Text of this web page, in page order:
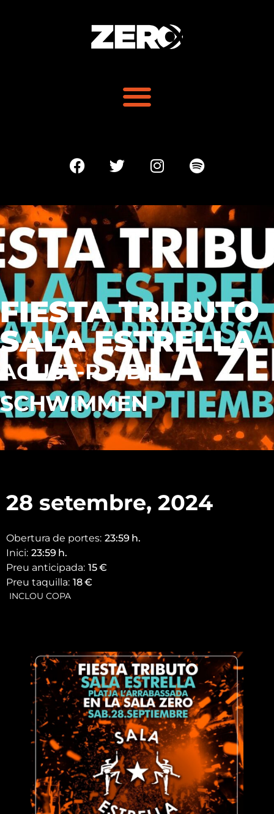
FIESTA TRIBUTO
SALA ESTRELLA
AGUST-R + DR.
SCHWIMMEN
28 setembre, 2024
Obertura de portes: 23:59 h.
Inici: 23:59 h.
Preu anticipada: 15€
Preu taquilla: 18€
INCLOU COPA